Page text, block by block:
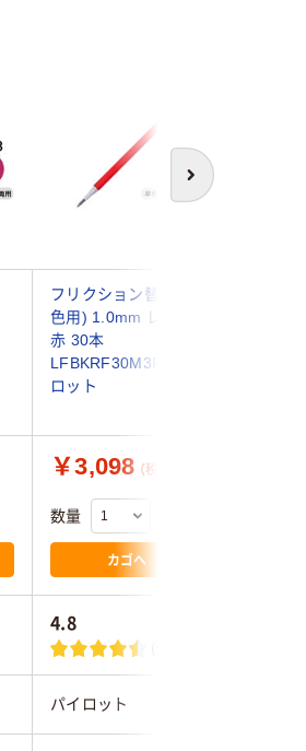
次へ
フリクション替芯(単
色用) 1.0mm レッド
赤 30本
LFBKRF30M3R パイ
ロット
￥3,098 （税込）
数量
カゴへ
4.8
(5)
パイロット